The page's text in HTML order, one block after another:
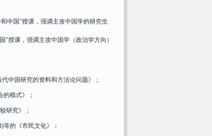
中国”授课，强调主攻中国学的研究生
授课，强调主攻中国学（政治学方向）
中国研究的资料和方法论问题》；
模式》；
研究》；
的《市民文化》；